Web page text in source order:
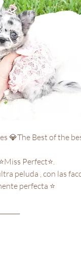
💎The Best of the
Perfect⭐️.
peluda , con las
perfecta ⭐️